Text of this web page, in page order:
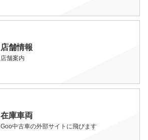
店舗情報
店舗案内
在庫車両
Goo中古車の外部サイトに飛びます